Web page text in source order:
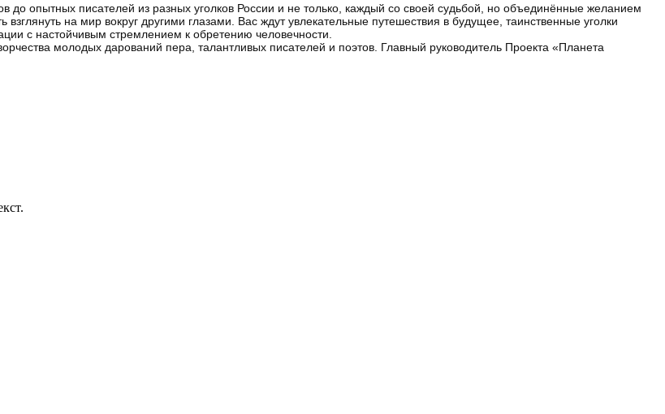
опытных писателей из разных уголков России и не только, каждый со своей судьбой, но объединённые желанием
на мир вокруг другими глазами. Вас ждут увлекательные путешествия в будущее, таинственные уголки
с настойчивым стремлением к обретению человечности.
молодых дарований пера, талантливых писателей и поэтов. Главный руководитель Проекта «Планета